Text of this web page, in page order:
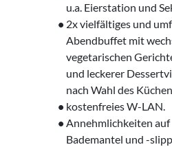
u.a. Eierstation und
• 2x vielfältiges und
Abendbuffet mit
vegetarischen
und leckerer
nach Wahl des
• kostenfreies W-LAN.
• Annehmlichkeiten auf
Bademantel und -